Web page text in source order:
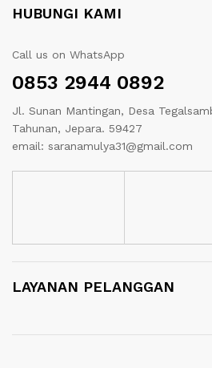
HUBUNGI KAMI
Call us on WhatsApp
0853 2944 0892
Jl. Sunan Mantingan, Desa
Tahunan, Jepara. 59427
email: saranamulya31@gmail.com
LAYANAN PELANGGAN